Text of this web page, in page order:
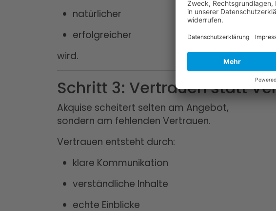
natürlicher
erfolgreicher
wird.
Schritt 3: Vertrauen statt
Akquise scheitert selten am Angebot,
sondern am fehlenden Vertrauen.
Vertrauen entsteht durch:
klare Kommunikation
verständliche Inhalte
echte Einblicke